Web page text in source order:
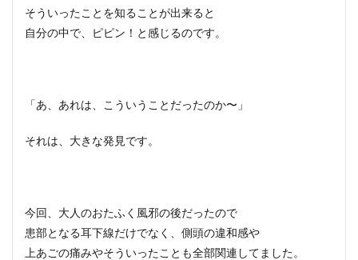
そういったことを知ることが出来ると
自分の中で、ピピン！と感じるのです。
「あ、あれは、こういうことだったのか〜」
それは、大きな発見です。
今回、大人のおたふく風邪の後だったので
患部となる耳下線だけでなく、側頭の違和感や
上あごの痛みやそういったことも全部関連してました。